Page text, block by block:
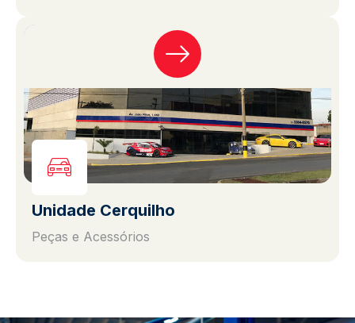
Unidade Cerquilho
Peças e Acessórios